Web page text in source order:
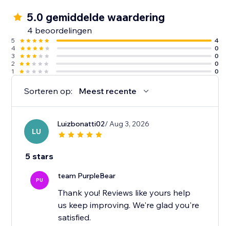
5.0 gemiddelde waardering
4 beoordelingen
5
4
4
0
3
0
2
0
1
0
Sorteren op: Meest recente
LU
Luizbonatti02/ Aug 3, 2026
5 stars
PU team PurpleBear
Thank you! Reviews like yours help
us keep improving. We're glad you're
satisfied.